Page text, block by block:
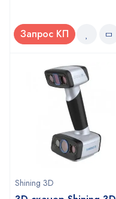
Запрос КП
Shining 3D